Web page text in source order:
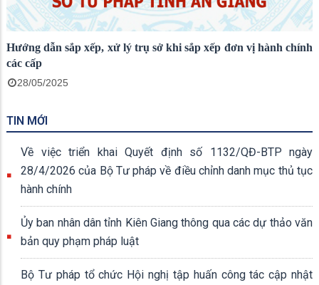
Hướng dẫn sắp xếp, xử lý trụ sở khi sắp xếp đơn vị hành chính
các cấp
28/05/2025
TIN MỚI
Về việc triển khai Quyết định số 1132/QĐ-BTP ngày
28/4/2026 của Bộ Tư pháp về điều chỉnh danh mục thủ tục
hành chính
Ủy ban nhân dân tỉnh Kiên Giang thông qua các dự thảo văn
bản quy phạm pháp luật
Bộ Tư pháp tổ chức Hội nghị tập huấn công tác cập nhật